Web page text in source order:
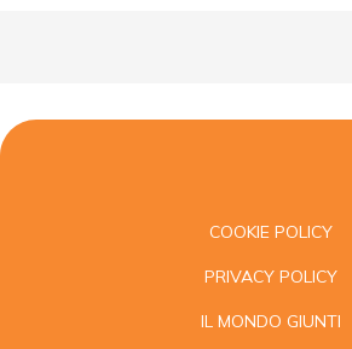
COOKIE POLICY
PRIVACY POLICY
IL MONDO GIUNTI